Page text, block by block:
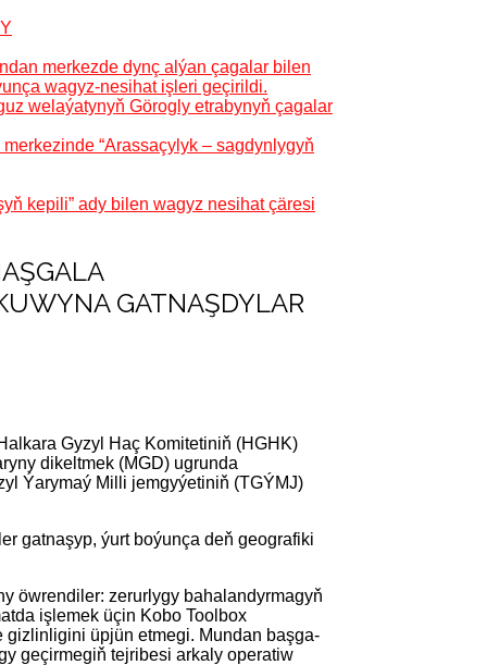
merkezde dynç alýan çagalar bilen
wagyz-nesihat işleri geçirildi.
welaýatynyň Görogly etrabynyň çagalar
“Arassaçylyk – sagdynlygyň
kepili” ady bilen wagyz nesihat çäresi
GATNAŞDYLAR
Gyzyl Haç Komitetiniň (HGHK)
dikeltmek (MGD) ugrunda
Ýarymaý Milli jemgyýetiniň (TGÝMJ)
gatnaşyp, ýurt boýunça deň geografiki
öwrendiler: zerurlygy bahalandyrmagyň
işlemek üçin Kobo Toolbox
gizlinligini üpjün etmegi. Mundan başga-
geçirmegiň tejribesi arkaly operatiw